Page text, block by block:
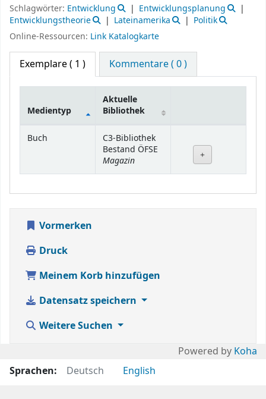
Schlagwörter: Entwicklung
Entwicklungsplanung
Entwicklungstheorie
Lateinamerika
Politik
Online-Ressourcen: Link Katalogkarte
Exemplare( 1 ) Kommentare ( 0 )
Exemplare
Medientyp
Aktuelle
Bibliothek
Buch
C3-Bibliothek
Bestand ÖFSE
Magazin
Vormerken
Druck
Meinem Korb hinzufügen
Datensatz speichern
Weitere Suchen
Powered by Koha
Sprachen:
Deutsch English